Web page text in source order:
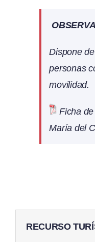
Dispone
personas
movilidad.
Ficha
María del
RECURSO